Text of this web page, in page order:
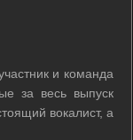
и команда
за весь выпуск
вокалист, а